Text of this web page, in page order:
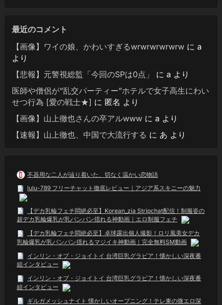
最近のコメント
【画像】ワイの娘、かわいすぎるwrwrwrwrwrwに a
より
【悲報】元警視総監「今回のSPは0点」
に a より
医師や僧侶が“乱交パーティー”ホテルで女子高生にわい
せつ行為 [愛の戦士★] に 匿名 より
【画像】山上徹也さんの卒アルwwwに a より
【速報】山上徹也、中国で大流行する に あ より
不器用な二人が辿り着いた、切なく温かい恋物語
lulu-789 フリーチャット徹底レビュー｜アジア系スキニーの魅力
【デカ乳輪フェチ悶絶必至】Korean_zia Stripchat配信！制服姿の
超デカ乳輪爆乳が乳パンパン揺れる神動画｜エロ制服フェチ
【デカ乳輪フェチ悶絶必至】卓球露出個人撮影！ロリ風美女デカ
乳輪爆乳が乳パンパン揺れるマジイキ神動画｜完全無料SM動画
インリン・オブ・ジョイトイ 台湾巨乳グラビア！懐かしい深夜番
組インタビュー
インリン・オブ・ジョイトイ 台湾巨乳グラビア！懐かしい深夜番
組インタビュー
ギルガメッシュナイト 懐かしいオープニング！テレ東の微エロ深